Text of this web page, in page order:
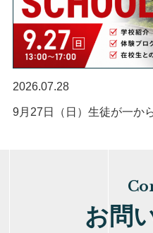
2026.07.28
9月27日（日）生徒が一か
お問